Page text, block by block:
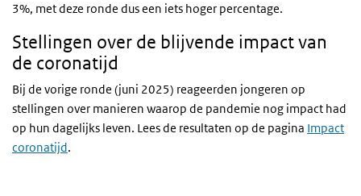
3%, met deze ronde dus een iets hoger percentage.
Stellingen over de blijvende impact van
de coronatijd
Bij de vorige ronde (juni 2025) reageerden jongeren op
stellingen over manieren waarop de pandemie nog impact had
op hun dagelijks leven. Lees de resultaten op de pagina Impact
coronatijd.